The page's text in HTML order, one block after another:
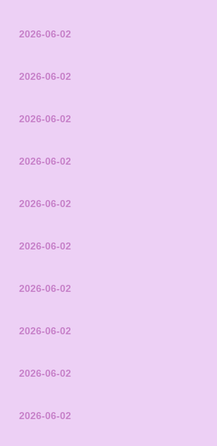
2026-06-02
2026-06-02
2026-06-02
2026-06-02
2026-06-02
2026-06-02
2026-06-02
2026-06-02
2026-06-02
2026-06-02